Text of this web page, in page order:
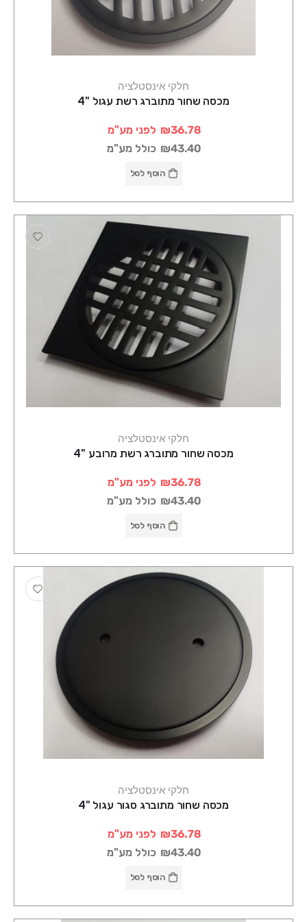
חלקי אינסטלציה
מכסה שחור מתוברג רשת עגול "4
₪36.78 לפני מע"מ
₪43.40 כולל מע"מ
הוסף לסל
חלקי אינסטלציה
מכסה שחור מתוברג רשת מרובע "4
₪36.78 לפני מע"מ
₪43.40 כולל מע"מ
הוסף לסל
חלקי אינסטלציה
מכסה שחור מתוברג סגור עגול "4
₪36.78 לפני מע"מ
₪43.40 כולל מע"מ
הוסף לסל